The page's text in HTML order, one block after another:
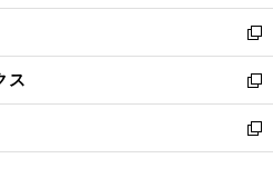
開
く
ウ
で
開
く
ン
ド
ウ
で
開
く
ウ
ィ
ン
ド
ウ
で
開
し
い
ウ
ィ
ン
ド
ウ
新
し
い
ウ
ィ
ン
ス
新
し
い
ウ
新
し